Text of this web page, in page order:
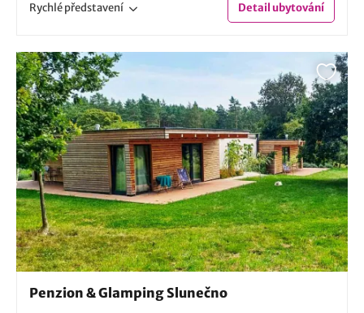
Rychlépředstavení Detailubytování
Penzion & Glamping Slunečno